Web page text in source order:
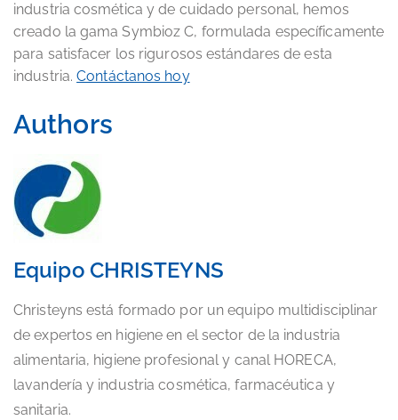
industria cosmética y de cuidado personal, hemos
creado la gama Symbioz C, formulada específicamente
para satisfacer los rigurosos estándares de esta
industria.Contáctanos hoy
Authors
Equipo CHRISTEYNS
Christeyns está formado por un equipo multidisciplinar
de expertos en higiene en el sector de la industria
alimentaria, higiene profesional y canal HORECA,
lavandería y industria cosmética, farmacéutica y
sanitaria.